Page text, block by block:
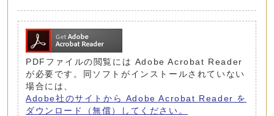
PDFファイルの閲覧には Adobe Acrobat Reader
が必要です。同ソフトがインストールされていない
場合には、
Adobe社のサイトから Adobe Acrobat Reader を
ダウンロード（無償）してください。